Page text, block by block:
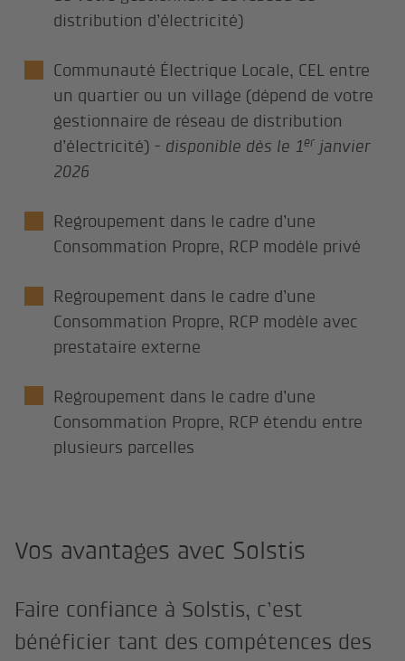
distribution d’électricité)
Communauté Électrique Locale, CEL entre
un quartier ou un village (dépend de votre
gestionnaire de réseau de distribution
d’électricité) - disponible dès le 1er janvier
2026
Regroupement dans le cadre d’une
Consommation Propre, RCP modèle privé
Regroupement dans le cadre d’une
Consommation Propre, RCP modèle avec
prestataire externe
Regroupement dans le cadre d’une
Consommation Propre, RCP étendu entre
plusieurs parcelles
Vos avantages avec Solstis
Faire confiance à Solstis, c’est
bénéficier tant des compétences des